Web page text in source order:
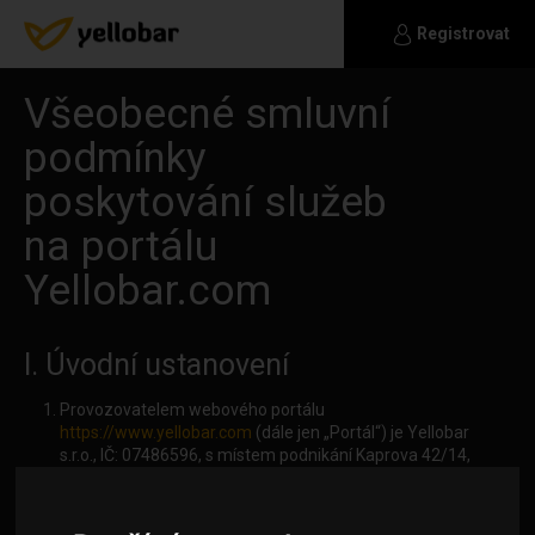
Registrovat
Všeobecné smluvní
podmínky
poskytování služeb
na portálu
Yellobar.com
I. Úvodní ustanovení
Provozovatelem webového portálu
https://www.yellobar.com (dále jen „Portál“) je Yellobar
s.r.o., IČ: 07486596, s místem podnikání Kaprova 42/14,